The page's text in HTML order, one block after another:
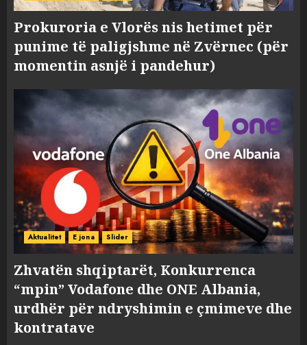
Prokuroria e Vlorës nis hetimet për
punime të paligjshme në Zvërnec (për
momentin asnjë i pandehur)
Aktualitet E jona Slider
Zhvatën shqiptarët, Konkurrenca
“mpin” Vodafone dhe ONE Albania,
urdhër për ndryshimin e çmimeve dhe
kontratave